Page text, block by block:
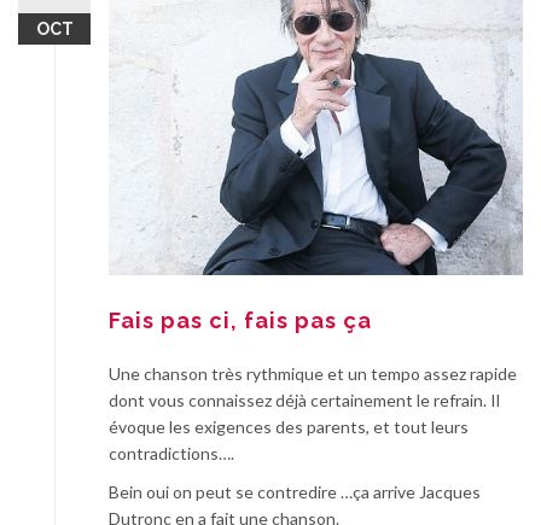
OCT
Fais pas ci, fais pas ça
Une chanson très rythmique et un tempo assez rapide
dont vous connaissez déjà certainement le refrain. Il
évoque les exigences des parents, et tout leurs
contradictions….
Bein oui on peut se contredire …ça arrive Jacques
Dutronc en a fait une chanson.